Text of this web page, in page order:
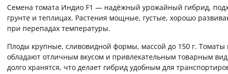
Семена томата Индио F1 — надёжный урожайный гибрид,
грунте и теплицах. Растения мощные, густые, хорошо
при перепадах температуры.
Плоды крупные, сливовидной формы, массой до 150 г. Томаты
обладают отличным вкусом и привлекательным товарным
долго хранятся, что делает гибрид удобным для